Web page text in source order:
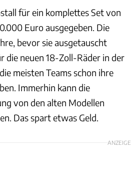
für ein komplettes Set von
Euro ausgegeben. Die
bevor sie ausgetauscht
die neuen 18-Zoll-Räder in der
meisten Teams schon ihre
Immerhin kann die
von den alten Modellen
Das spart etwas Geld.
ANZEIGE